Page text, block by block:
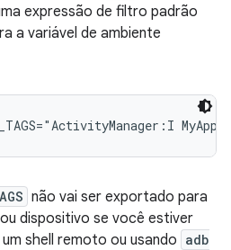
expressão de filtro padrão
a variável de ambiente
não vai ser exportado para
dispositivo se você estiver
shell remoto ou usando adb